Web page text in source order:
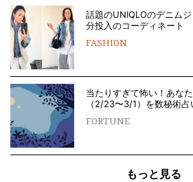
話題のUNIQLOのデニム
分投入のコーディネート
FASHION
当たりすぎて怖い！あな
（2/23〜3/1）を数秘術
FORTUNE
もっと見る